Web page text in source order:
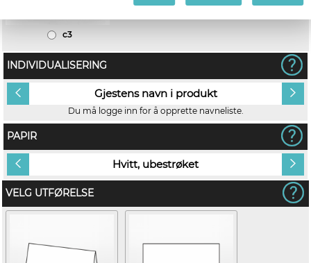
c3
INDIVIDUALISERING
Gjestens navn i produkt
Du må logge inn for å opprette navneliste.
PAPIR
Hvitt, ubestrøket
VELG UTFØRELSE